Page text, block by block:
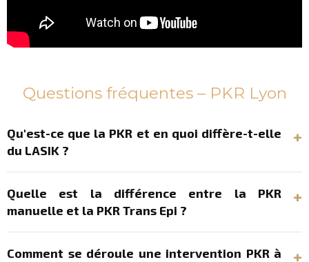
Questions fréquentes – PKR Lyon
Qu'est-ce que la PKR et en quoi diffère-t-elle
du LASIK ?
Quelle est la différence entre la PKR
manuelle et la PKR Trans Epi ?
Comment se déroule une intervention PKR à